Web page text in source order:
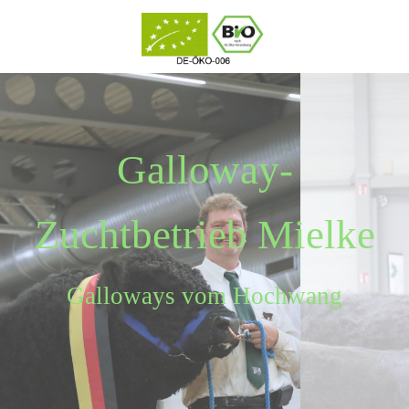
Galloway-
Zuchtbetrieb Mielke
Galloways vom Hochwang